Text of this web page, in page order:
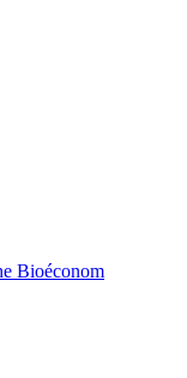
Bioéconom